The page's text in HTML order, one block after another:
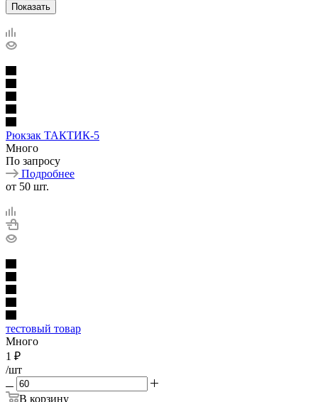
Показать
Рюкзак ТАКТИК-5
Много
По запросу
Подробнее
от 50 шт.
тестовый товар
Много
1 ₽
/шт
В корзину